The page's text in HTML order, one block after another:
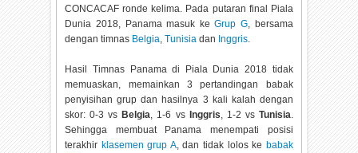
CONCACAF ronde kelima. Pada putaran final Piala
Dunia 2018, Panama masuk keGrup G, bersama
dengan timnas Belgia,Tunisia dan Inggris.
Hasil Timnas Panama di Piala Dunia 2018 tidak
memuaskan, memainkan 3 pertandingan babak
penyisihan grup dan hasilnya 3 kali kalah dengan
skor: 0-3 vs Belgia, 1-6 vs Inggris, 1-2 vs Tunisia.
Sehingga membuat Panama menempati posisi
terakhir klasemen grup A, dan tidak lolos ke babak